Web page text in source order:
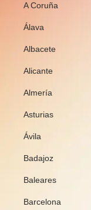
A Coruña
Álava
Albacete
Alicante
Almería
Asturias
Ávila
Badajoz
Baleares
Barcelona